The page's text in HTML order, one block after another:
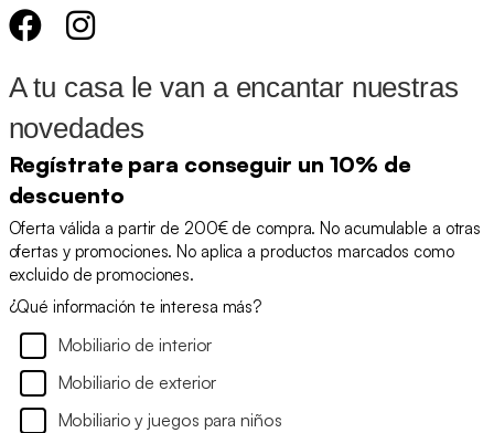
A tu casa le van a encantar nuestras
novedades
Regístrate para conseguir un 10% de
descuento
Oferta válida a partir de 200€ de compra. No acumulable a otras
ofertas y promociones. No aplica a productos marcados como
excluido de promociones.
¿Qué información te interesa más?
Mobiliario de interior
Mobiliario de exterior
Mobiliario y juegos para niños